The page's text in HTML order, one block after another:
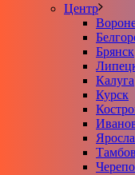
Центр
Брянск
Калуга
Курск
Тамбов